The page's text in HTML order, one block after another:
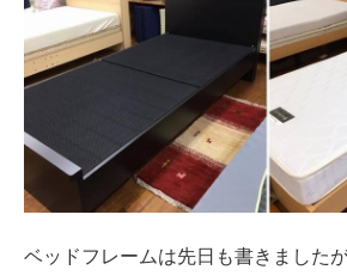
ベッドフレームは先日も書きました